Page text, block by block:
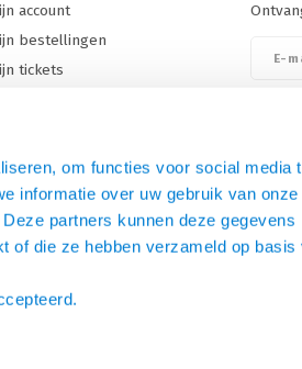
om functies voor social media
informatie over uw gebruik van
partners kunnen deze gegevens
of die ze hebben verzameld op basis
account
bestellingen
tickets